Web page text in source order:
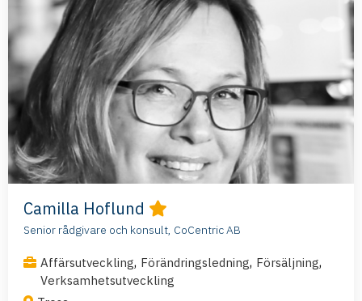
Camilla Hoflund
Senior rådgivare och konsult, CoCentric AB
Affärsutveckling, Förändringsledning, Försäljning,
Verksamhetsutveckling